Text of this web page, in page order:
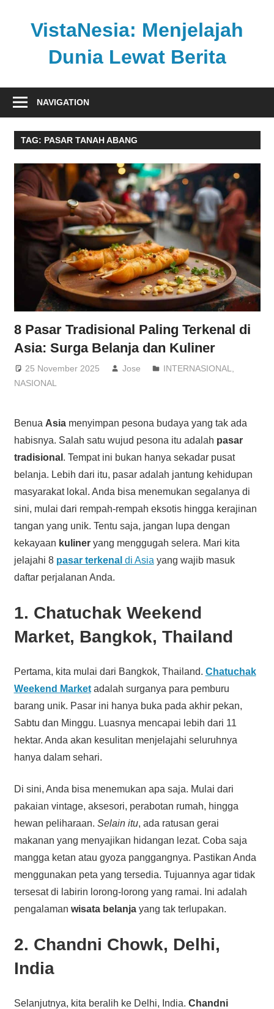
VistaNesia: Menjelajah
Dunia Lewat Berita
nasional
global
dalam
platform
informatif
NAVIGATION
TAG: PASAR TANAH ABANG
8 Pasar Tradisional Paling Terkenal di
Asia: Surga Belanja dan Kuliner
25 November 2025 Jose INTERNASIONAL
NASIONAL
Benua Asiamenyimpan pesona budaya yang tak ada
habisnya. Salah satu wujud pesona itu adalah pasar
tradisional . Tempat ini bukan hanya sekadar pusat
belanja. Lebih dari itu, pasar adalah jantung kehidupan
masyarakat lokal. Anda bisa menemukan segalanya di
sini, mulai dari rempah-rempah eksotis hingga kerajinan
tangan yang unik. Tentu saja, jangan lupa dengan
kekayaan kulineryang menggugah selera. Mari kita
jelajahi 8 pasar terkenal di Asia yang wajib masuk
daftar perjalanan Anda.
1. Chatuchak Weekend
Market, Bangkok, Thailand
Pertama, kita mulai dari Bangkok, Thailand. Chatuchak
Weekend Marketadalah surganya para pemburu
barang unik. Pasar ini hanya buka pada akhir pekan,
Sabtu dan Minggu. Luasnya mencapai lebih dari 11
hektar. Anda akan kesulitan menjelajahi seluruhnya
hanya dalam sehari.
Di sini, Anda bisa menemukan apa saja. Mulai dari
pakaian vintage, aksesori, perabotan rumah, hingga
hewan peliharaan. Selain itu, ada ratusan gerai
makanan yang menyajikan hidangan lezat. Coba saja
mangga ketan atau gyoza panggangnya. Pastikan Anda
menggunakan peta yang tersedia. Tujuannya agar tidak
tersesat di labirin lorong-lorong yang ramai. Ini adalah
pengalaman wisata belanjayang tak terlupakan.
2. Chandni Chowk, Delhi,
India
Selanjutnya, kita beralih ke Delhi, India. Chandni